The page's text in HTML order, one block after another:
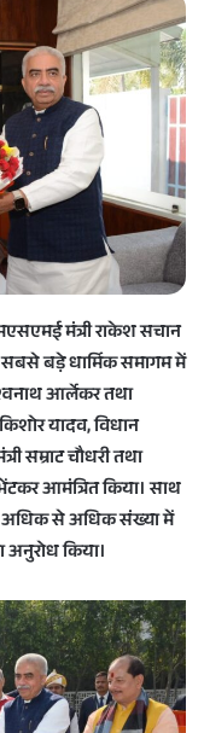
मंत्री राकेश सचान
बड़े धार्मिक समागम में
आर्लेकर तथा
यादव, विधान
सम्राट चौधरी तथा
आमंत्रित किया। साथ
अधिक से अधिक संख्या में
किया।